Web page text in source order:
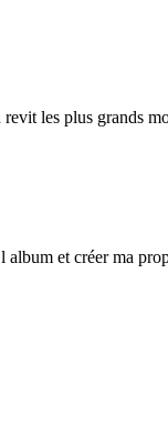
les plus grands
et créer ma